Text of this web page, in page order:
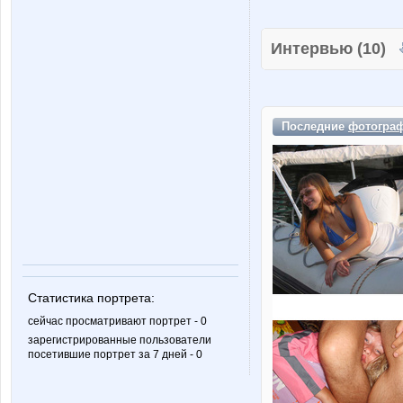
Статистика портрета:
сейчас просматривают портрет - 0
зарегистрированные пользователи
посетившие портрет за 7 дней - 0
Интервью (10)
Последние